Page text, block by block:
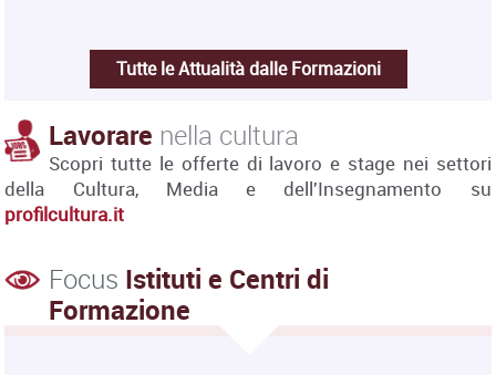
Tutte le Attualità dalle Formazioni
Lavorare nella cultura
Scopri tutte le offerte di lavoro e stage nei settori
della Cultura, Media e dell'Insegnamento su
profilcultura.it
Focus Istituti e Centri di
Formazione